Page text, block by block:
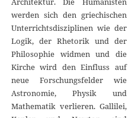
werden sich den griechischen
Unterrichtsdisziplinen wie der
Logik, der Rhetorik und der
Philosophie widmen und die
Kirche wird den Einfluss auf
neue Forschungsfelder wie
Astronomie, Physik und
Mathematik verlieren. Gallilei,